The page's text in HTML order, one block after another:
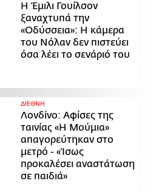
Η Έμιλι Γουίλσον
ξαναχτυπά την
«Οδύσσεια»: Η κάμερα
του Νόλαν δεν πιστεύει
όσα λέει το σενάριό του
ΔΙΕΘΝΗ
Λονδίνο: Αφίσες της
ταινίας «Η Μούμια»
απαγορεύτηκαν στο
μετρό - «Ίσως
προκαλέσει αναστάτωση
σε παιδιά»